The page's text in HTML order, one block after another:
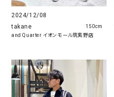
2024/12/08
takane
and Quarter イオンモール筑紫野店
150cm